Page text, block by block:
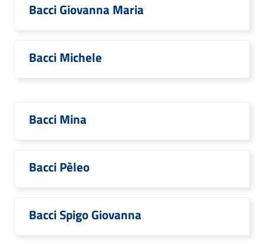
Bacci Giovanna Maria
Bacci Michele
Bacci Mina
Bacci Pèleo
Bacci Spigo Giovanna